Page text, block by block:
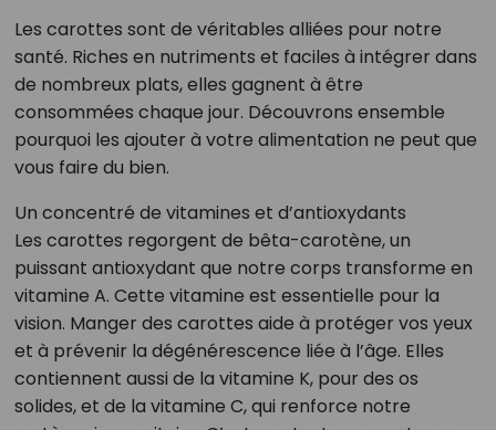
Les carottes sont de véritables alliées pour notre
santé. Riches en nutriments et faciles à intégrer dans
de nombreux plats, elles gagnent à être
consommées chaque jour. Découvrons ensemble
pourquoi les ajouter à votre alimentation ne peut que
vous faire du bien.
Un concentré de vitamines et d’antioxydants
Les carottes regorgent de bêta-carotène, un
puissant antioxydant que notre corps transforme en
vitamine A. Cette vitamine est essentielle pour la
vision. Manger des carottes aide à protéger vos yeux
et à prévenir la dégénérescence liée à l’âge. Elles
contiennent aussi de la vitamine K, pour des os
solides, et de la vitamine C, qui renforce notre